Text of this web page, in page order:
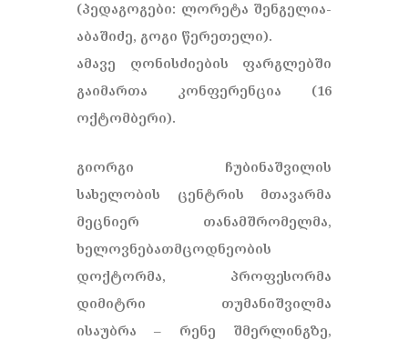
(პედაგოგები: ლორეტა შენგელია-
აბაშიძე, გოგი წერეთელი).
ამავე ღონისძიების ფარგლებში
გაიმართა კონფერენცია (16
ოქტომბერი).
გიორგი ჩუბინაშვილის
სახელობის ცენტრის მთავარმა
მეცნიერ თანამშრომელმა,
ხელოვნებათმცოდნეობის
დოქტორმა, პროფესორმა
დიმიტრი თუმანიშვილმა
ისაუბრა – რენე შმერლინგზე,